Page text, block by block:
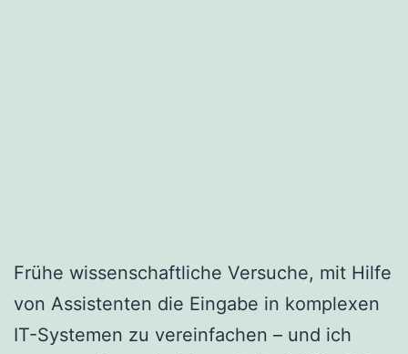
Frühe wissenschaftliche Versuche, mit Hilfe
von Assistenten die Eingabe in komplexen
IT-Systemen zu vereinfachen – und ich